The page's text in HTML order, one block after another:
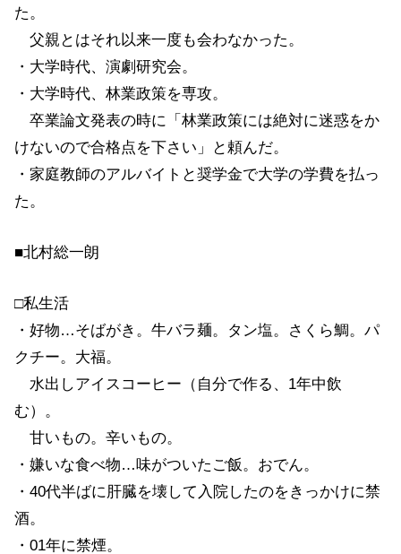
た。
父親とはそれ以来一度も会わなかった。
・大学時代、演劇研究会。
・大学時代、林業政策を専攻。
卒業論文発表の時に「林業政策には絶対に迷惑をか
けないので合格点を下さい」と頼んだ。
・家庭教師のアルバイトと奨学金で大学の学費を払っ
た。
■北村総一朗
□私生活
・好物…そばがき。牛バラ麺。タン塩。さくら鯛。パ
クチー。大福。
水出しアイスコーヒー（自分で作る、1年中飲
む）。
甘いもの。辛いもの。
・嫌いな食べ物…味がついたご飯。おでん。
・40代半ばに肝臓を壊して入院したのをきっかけに禁
酒。
・01年に禁煙。